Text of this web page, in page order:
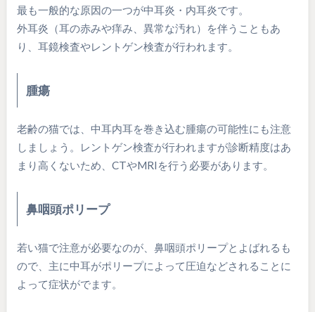
最も一般的な原因の一つが中耳炎・内耳炎です。
外耳炎（耳の赤みや痒み、異常な汚れ）を伴うこともあ
り、耳鏡検査やレントゲン検査が行われます。
腫瘍
老齢の猫では、中耳内耳を巻き込む腫瘍の可能性にも注意
しましょう。レントゲン検査が行われますが診断精度はあ
まり高くないため、CTやMRIを行う必要があります。
鼻咽頭ポリープ
若い猫で注意が必要なのが、鼻咽頭ポリープとよばれるも
ので、主に中耳がポリープによって圧迫などされることに
よって症状がでます。